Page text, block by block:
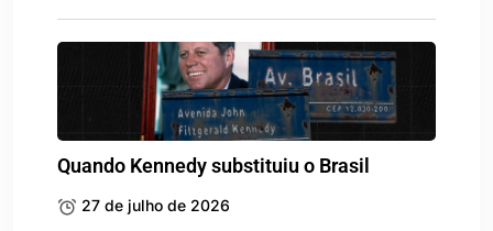
Quando Kennedy substituiu o Brasil
27 de julho de 2026